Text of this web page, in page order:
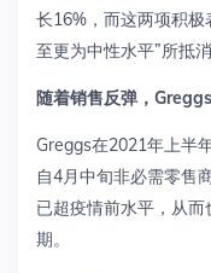
长16%，而这两项积
至更为中性水平”所抵消
随着销售反弹， Greggs
Greggs在2021年上半
自4月中旬非必需零售
已超疫情前水平，从
期。